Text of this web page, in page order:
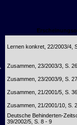
Lernen konkret, 22/2003/4,
Zusammen, 23/2003/3, S.
Zusammen, 23/2003/9, S.
Zusammen, 21/2001/5, S.
Zusammen, 21/2001/10, S.
Deutsche Behinderten-
39/2002/5, S. 8 - 9